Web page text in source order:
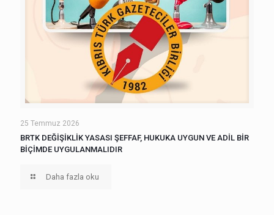
25 Temmuz 2026
BRTK DEĞİŞİKLİK YASASI ŞEFFAF, HUKUKA UYGUN VE ADİL BİR
BİÇİMDE UYGULANMALIDIR
Daha fazla oku